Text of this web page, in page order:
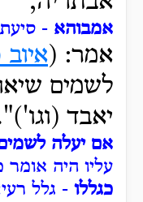
אמבוהא -
אמר: (איוב
לשמים
יאבד
אם יעלה לשמים
עליו היה אומר
כגללו - גלל